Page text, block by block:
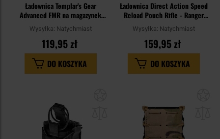
Ładownica Templar's Gear
Advanced FMR na magazynek
karabinowy - wz.93 Pantera PL
Woodland
Wysyłka: Natychmiast
119,95 zł
DO KOSZYKA
Ładownica Direct Action Speed
Reload Pouch Rifle - Ranger
Green
Wysyłka: Natychmiast
159,95 zł
DO KOSZYKA